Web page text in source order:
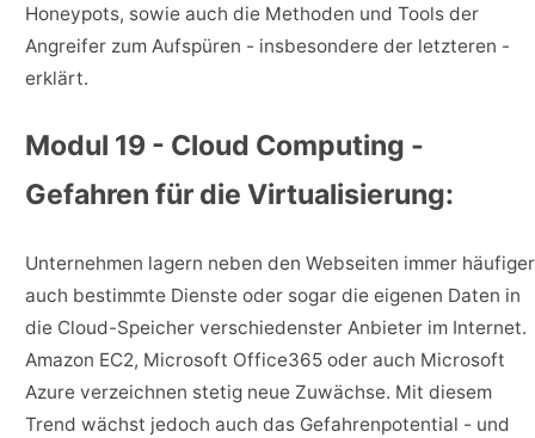
Honeypots, sowie auch die Methoden und Tools der
Angreifer zum Aufspüren - insbesondere der letzteren -
erklärt.
Modul 19 - Cloud Computing -
Gefahren für die Virtualisierung:
Unternehmen lagern neben den Webseiten immer häufiger
auch bestimmte Dienste oder sogar die eigenen Daten in
die Cloud-Speicher verschiedenster Anbieter im Internet.
Amazon EC2, Microsoft Office365 oder auch Microsoft
Azure verzeichnen stetig neue Zuwächse. Mit diesem
Trend wächst jedoch auch das Gefahrenpotential - und